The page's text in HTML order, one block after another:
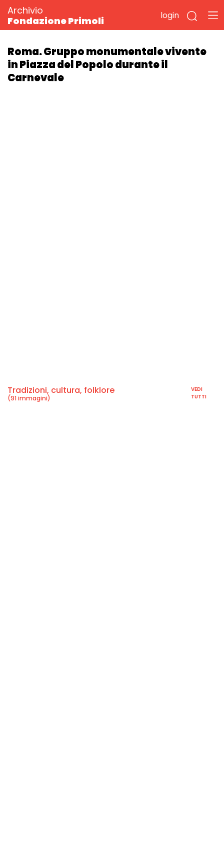
Archivio
Fondazione Primoli
login
Roma. Gruppo monumentale vivente
in Piazza del Popolo durante il
Carnevale
Tradizioni, cultura, folklore
(91 immagini)
VEDI
TUTTI